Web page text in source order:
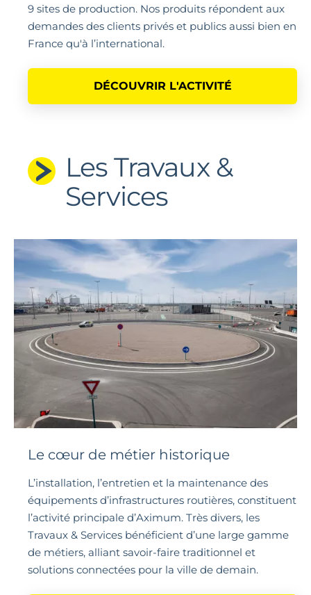
9 sites de production. Nos produits répondent aux
demandes des clients privés et publics aussi bien en
France qu'à l’international.
DÉCOUVRIR L'ACTIVITÉ
Les Travaux &
Services
Le cœur de métier historique
L’installation, l’entretien et la maintenance des
équipements d’infrastructures routières, constituent
l’activité principale d’Aximum. Très divers, les
Travaux & Services bénéficient d’une large gamme
de métiers, alliant savoir-faire traditionnel et
solutions connectées pour la ville de demain.